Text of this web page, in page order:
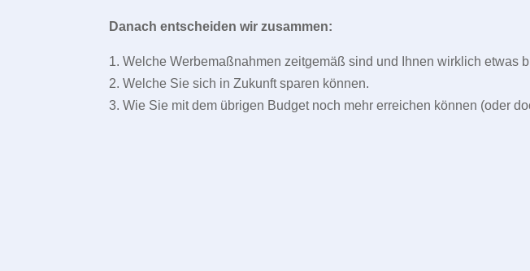
Danach entscheiden wir zusammen:
1. Welche Werbemaßnahmen zeitgemäß sind und Ihnen wirklich etwas
2. Welche Sie sich in Zukunft sparen können.
3. Wie Sie mit dem übrigen Budget noch mehr erreichen können (oder